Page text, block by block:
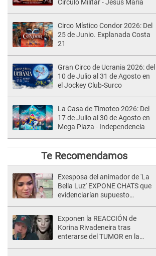
Círculo Militar - Jesús María
Circo Místico Condor 2026: Del
25 de Junio. Explanada Costa
21
Gran Circo de Ucrania 2026: del
10 de Julio al 31 de Agosto en
el Jockey Club-Surco
La Casa de Timoteo 2026: Del
17 de Julio al 30 de Agosto en
Mega Plaza - Independencia
Te Recomendamos
Exesposa del animador de 'La
Bella Luz' EXPONE CHATS que
evidenciarían supuesto
Saldaña, pese a tener pareja
Exponen la REACCIÓN de
Korina Rivadeneira tras
enterarse del TUMOR en la